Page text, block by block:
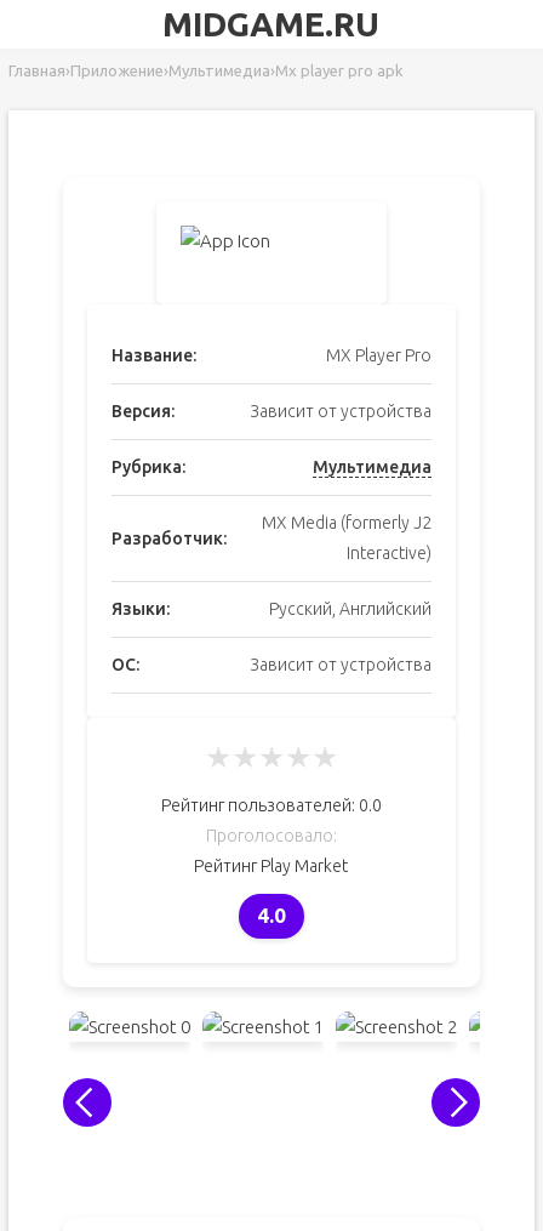
MIDGAME.RU
Главная›Приложение›Мультимедиа›Mx player pro apk
Название: MX Player Pro
Версия: Зависит от устройства
Рубрика: Мультимедиа
Разработчик:
MX Media (formerly J2
Interactive)
Языки: Русский, Английский
ОС: Зависит от устройства
★★★★★
Рейтинг пользователей: 0.0
Проголосовало:
Рейтинг Play Market
4.0